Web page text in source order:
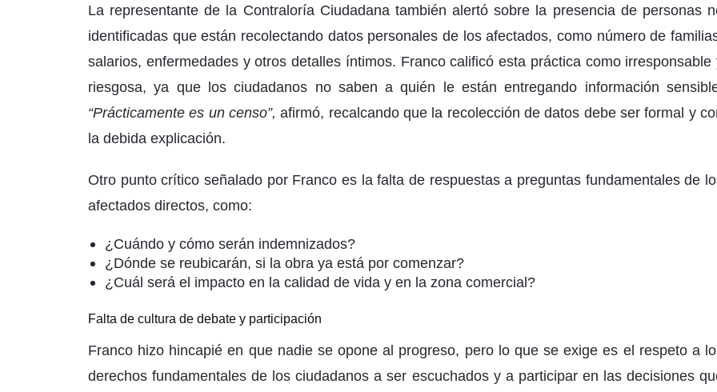
La representante de la Contraloría Ciudadana también alertó sobre la presencia de personas
identificadas que están recolectando datos personales de los afectados, como número de
salarios, enfermedades y otros detalles íntimos. Franco calificó esta práctica como irresponsable
riesgosa, ya que los ciudadanos no saben a quién le están entregando información
“Prácticamente es un censo”, afirmó, recalcando que la recolección de datos debe ser formal y
la debida explicación.
Otro punto crítico señalado por Franco es la falta de respuestas a preguntas fundamentales de
afectados directos, como:
¿Cuándo y cómo serán indemnizados?
¿Dónde se reubicarán, si la obra ya está por comenzar?
¿Cuál será el impacto en la calidad de vida y en la zona comercial?
Falta de cultura de debate y participación
Franco hizo hincapié en que nadie se opone al progreso, pero lo que se exige es el respeto a
derechos fundamentales de los ciudadanos a ser escuchados y a participar en las decisiones